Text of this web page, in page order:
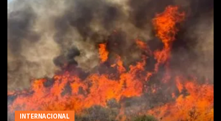
INTERNACIONAL